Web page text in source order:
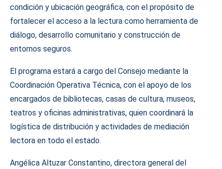
condición y ubicación geográfica, con el propósito de
fortalecer el acceso a la lectura como herramienta de
diálogo, desarrollo comunitario y construcción de
entornos seguros.
El programa estará a cargo del Consejo mediante la
Coordinación Operativa Técnica, con el apoyo de los
encargados de bibliotecas, casas de cultura, museos,
teatros y oficinas administrativas, quien coordinará la
logística de distribución y actividades de mediación
lectora en todo el estado.
Angélica Altuzar Constantino, directora general del